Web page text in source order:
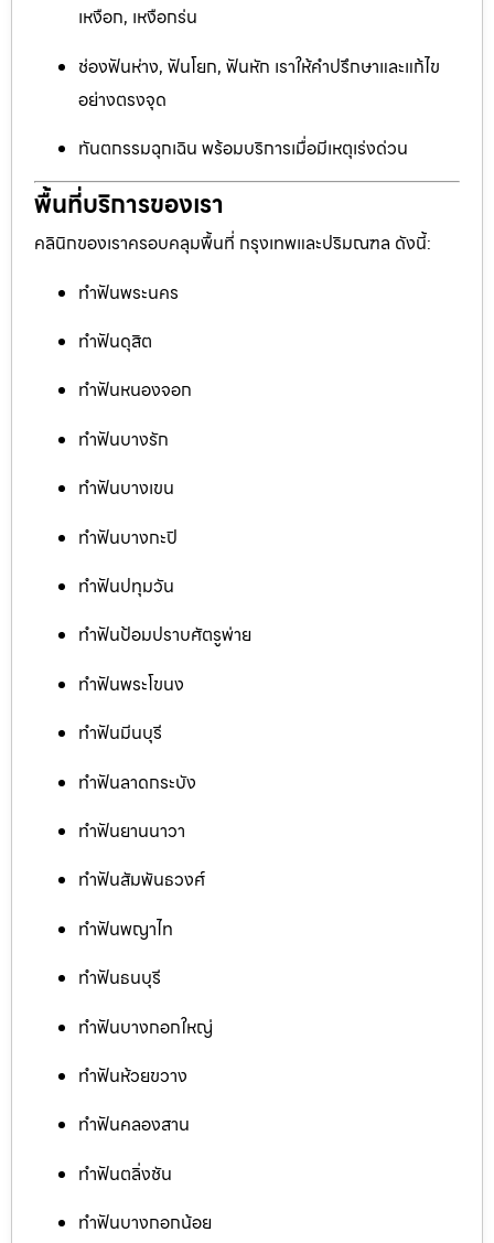
เหงือก, เหงือกร่น
ช่องฟันห่าง, ฟันโยก, ฟันหัก เราให้คำปรึกษาและแก้ไข
อย่างตรงจุด
ทันตกรรมฉุกเฉิน พร้อมบริการเมื่อมีเหตุเร่งด่วน
พื้นที่บริการของเรา
คลินิกของเราครอบคลุมพื้นที่ กรุงเทพและปริมณฑล ดังนี้:
ทำฟันพระนคร
ทำฟันดุสิต
ทำฟันหนองจอก
ทำฟันบางรัก
ทำฟันบางเขน
ทำฟันบางกะปิ
ทำฟันปทุมวัน
ทำฟันป้อมปราบศัตรูพ่าย
ทำฟันพระโขนง
ทำฟันมีนบุรี
ทำฟันลาดกระบัง
ทำฟันยานนาวา
ทำฟันสัมพันธวงศ์
ทำฟันพญาไท
ทำฟันธนบุรี
ทำฟันบางกอกใหญ่
ทำฟันห้วยขวาง
ทำฟันคลองสาน
ทำฟันตลิ่งชัน
ทำฟันบางกอกน้อย